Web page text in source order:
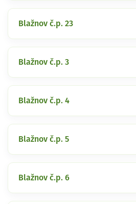
Blažnov č.p. 23
Blažnov č.p. 3
Blažnov č.p. 4
Blažnov č.p. 5
Blažnov č.p. 6